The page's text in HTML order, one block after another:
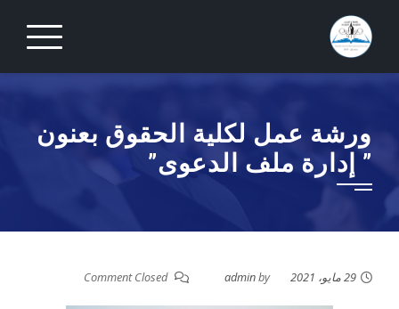
content
ورشة عمل لكلية الحقوق بعنون
” إدارة ملف الدعوى”
29 مايو، 2021 by
admin
Comment Closed